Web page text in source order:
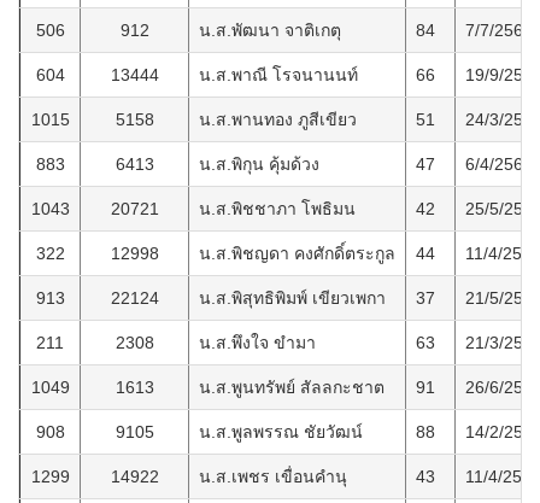
506 912 น.ส.พัฒนา จาติเกตุ 84 7/7/2561
604 13444 น.ส.พาณี โรจนานนท์ 66 19/9/
1015 5158 น.ส.พานทอง ภูสีเขียว 51 24/3/
883 6413 น.ส.พิกุน คุ้มด้วง 47 6/4/2565
1043 20721 น.ส.พิชชาภา โพธิมน 42 25/5/
322 12998 น.ส.พิชญดา คงศักดิ์ตระกูล 44 11/4/2558
913 22124 น.ส.พิสุทธิพิมพ์ เขียวเพกา 37 21/5/
211 2308 น.ส.พึงใจ ขำมา 63 21/3/
1049 1613 น.ส.พูนทรัพย์ สัลลกะชาต 91 26/6/
908 9105 น.ส.พูลพรรณ ชัยวัฒน์ 88 14/2/
1299 14922 น.ส.เพชร เขื่อนคำนุ 43 11/4/2568